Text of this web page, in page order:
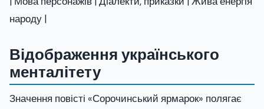
народу |
Відображення українського
менталітету
Значення повісті «Сорочинський ярмарок» полягає